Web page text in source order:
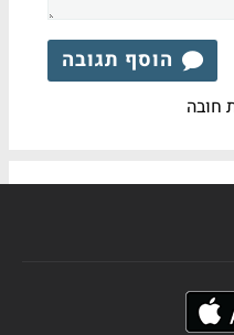
הוסף תגובה
חובה